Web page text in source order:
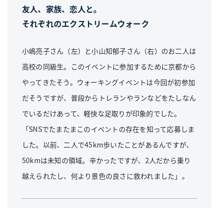
友人、家族、恋人と。
それぞれのエクストリームウォーク
小嶋亮子さん（左）と小山知郁子さん（右）のお二人は
高校の同級生。このイベントに参加するために京都から
やってきたそう。ウォーキングイベントは今回が初参加
だそうですが、普段からトレランやランなどをたしなん
でいるだけあって、軽快な足取りが印象的でした。
「SNSでたまたまこのイベントの存在を知って応募しま
した。以前、二人で45km歩いたことがあるんですが、
50kmは未知の領域。辛かったですが、2人だから乗り
越えられたし、何より景色の良さに救われました」。